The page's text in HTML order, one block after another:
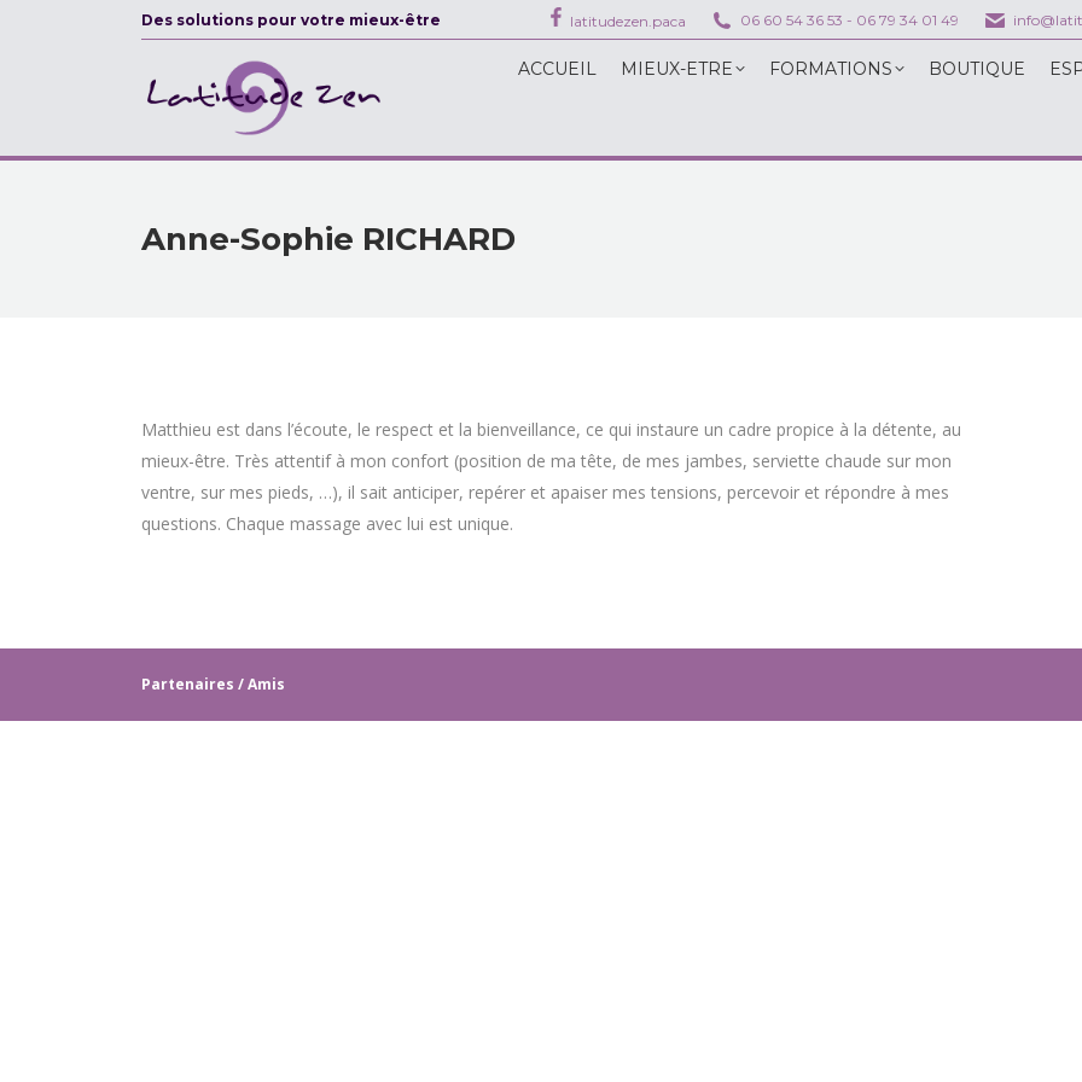
Des solutions pour votre mieux-être latitudezen.paca 06 60 54 36 53 - 06 79 34 01 49
ACCUEIL MIEUX-ETRE FORMATIONS BOUTIQUE
Anne-Sophie RICHARD
Matthieu est dans l’écoute, le respect et la bienveillance, ce qui instaure un cadre propice à la détente, au
mieux-être. Très attentif à mon confort (position de ma tête, de mes jambes, serviette chaude sur mon
ventre, sur mes pieds, …), il sait anticiper, repérer et apaiser mes tensions, percevoir et répondre à mes
questions. Chaque massage avec lui est unique.
Partenaires / Amis
ACCUEIL MIEUX-ETRE FORMATIONS BOUTIQUE